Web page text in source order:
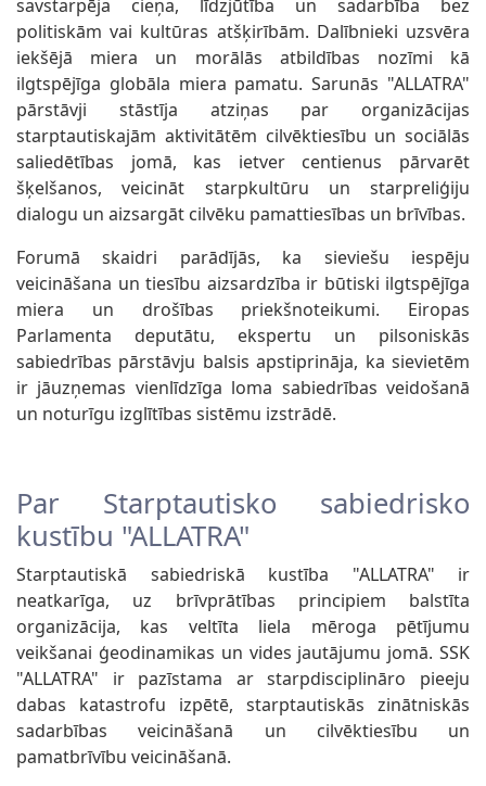
savstarpēja cieņa, līdzjūtība un sadarbība bez
politiskām vai kultūras atšķirībām. Dalībnieki uzsvēra
iekšējā miera un morālās atbildības nozīmi kā
ilgtspējīga globāla miera pamatu. Sarunās "ALLATRA"
pārstāvji stāstīja atziņas par organizācijas
starptautiskajām aktivitātēm cilvēktiesību un sociālās
saliedētības jomā, kas ietver centienus pārvarēt
šķelšanos, veicināt starpkultūru un starpreliģiju
dialogu un aizsargāt cilvēku pamattiesības un brīvības.
Forumā skaidri parādījās, ka sieviešu iespēju
veicināšana un tiesību aizsardzība ir būtiski ilgtspējīga
miera un drošības priekšnoteikumi. Eiropas
Parlamenta deputātu, ekspertu un pilsoniskās
sabiedrības pārstāvju balsis apstiprināja, ka sievietēm
ir jāuzņemas vienlīdzīga loma sabiedrības veidošanā
un noturīgu izglītības sistēmu izstrādē.
Par Starptautisko sabiedrisko
kustību "ALLATRA"
Starptautiskā sabiedriskā kustība "ALLATRA" ir
neatkarīga, uz brīvprātības principiem balstīta
organizācija, kas veltīta liela mēroga pētījumu
veikšanai ģeodinamikas un vides jautājumu jomā. SSK
"ALLATRA" ir pazīstama ar starpdisciplināro pieeju
dabas katastrofu izpētē, starptautiskās zinātniskās
sadarbības veicināšanā un cilvēktiesību un
pamatbrīvību veicināšanā.